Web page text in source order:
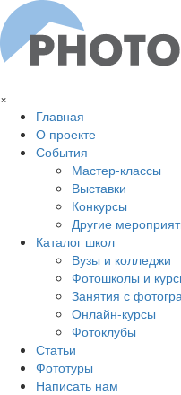
Перейти к основному
×
Главная
О проекте
События
Мастер-классы
Выставки
Конкурсы
Другие
Каталог школ
Вузы и колледжи
Фотошколы и
Занятия с
Онлайн-курсы
Фотоклубы
Статьи
Фототуры
Написать нам